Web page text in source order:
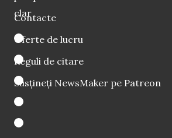
clar
Contacte
Oferte de lucru
Reguli de citare
Susțineți NewsMaker pe Patreon